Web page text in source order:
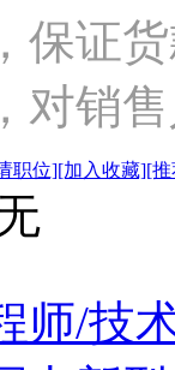
保证
对销
职位][加入收藏][
师/技